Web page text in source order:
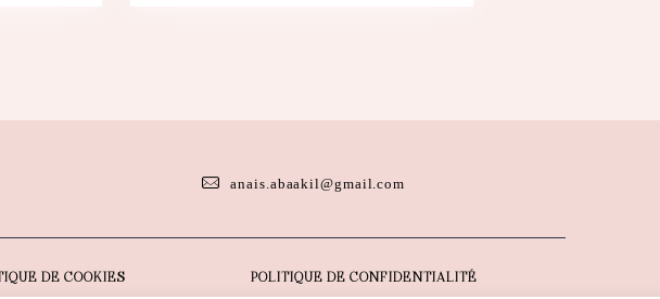
anais.abaakil@gmail.com
DE COOKIES POLITIQUE DE CONFIDENTIALITÉ